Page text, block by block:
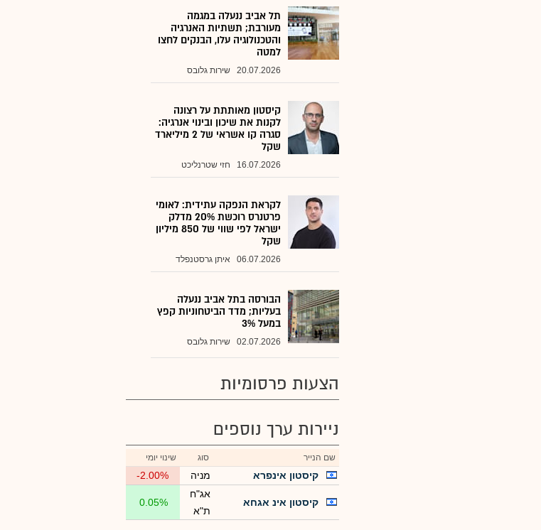
תל אביב ננעלה במגמה
מעורבת; תשתיות האנרגיה
והטכנולוגיה עלו, הבנקים לחצו
למטה
20.07.2026 שירות גלובס
קיסטון מאותתת על רצונה
לקנות את שיכון ובינוי אנרגיה:
סגרה קו אשראי של 2 מיליארד
שקל
16.07.2026 חזי שטרנליכט
לקראת הנפקה עתידית: לאומי
פרטנרס רוכשת 20% מדלק
ישראל לפי שווי של 850 מיליון
שקל
06.07.2026 איתן גרסטנפלד
הבורסה בתל אביב ננעלה
בעליות; מדד הביטחוניות קפץ
במעל 3%
02.07.2026 שירות גלובס
הצעות פרסומיות
ניירות ערך נוספים
שם הנייר סוג שינוי יומי
קיסטון אינפרא מניה -2.00%
קיסטון אינ אגחא
אג"ח
ת"א
0.05%